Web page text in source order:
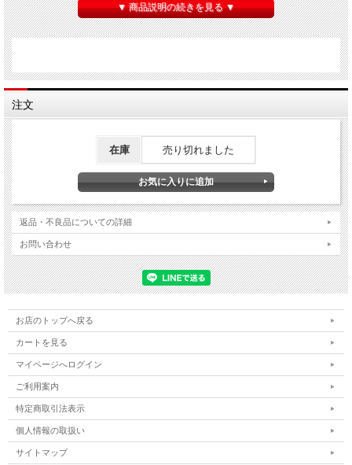
【用途】
蚊の駆除。
【仕様】
入数(枚)：60
【材質／仕上】
殺虫成分：ピレスロイド系
防除用医薬部外品です。
有効成分：d・d-T80-プラレトリン(ピレスロイド系) 8mg/枚その他の
成分：ジブチルヒドロキシトルエン、香料、着色剤、灯油、パルプ
板、他1成分 効能・効果蚊成虫の駆除
日用品／虫よけ・殺虫剤・忌避／蚊取り用品／蚊取り器 取替えマット
▼ 商品説明の続きを見る ▼
注文
在庫 売り切れました
返品・不良品についての詳細
お問い合わせ
お店のトップへ戻る
カートを見る
マイページへログイン
ご利用案内
特定商取引法表示
個人情報の取扱い
サイトマップ